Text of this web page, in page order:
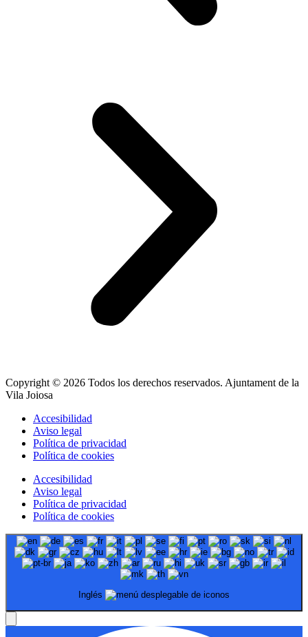
Copyright © 2026 Todos los derechos reservados. Ajuntament de la
Vila Joiosa
Accesibilidad
Aviso legal
Política de privacidad
Política de cookies
Accesibilidad
Aviso legal
Política de privacidad
Política de cookies
Inglés